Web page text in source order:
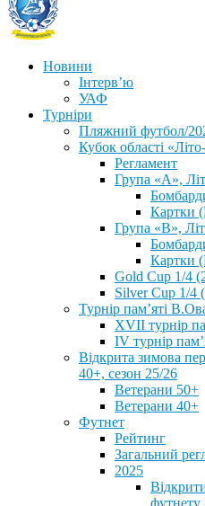
Новини
Інтерв’ю
УАФ
Турніри
Пляжний футбол/
Кубок області
Регламент
Група «А»,
Картки
Група «В»,
Картки
Gold Cup 1/4
Silver Cup 1/4
Турнір пам’яті
XVII турнір
IV турнір
Відкрита зимова
40+, сезон 25/26
Ветерани 50+
Ветерани 40+
Футнет
Рейтинг
Загальний
2025
футнету